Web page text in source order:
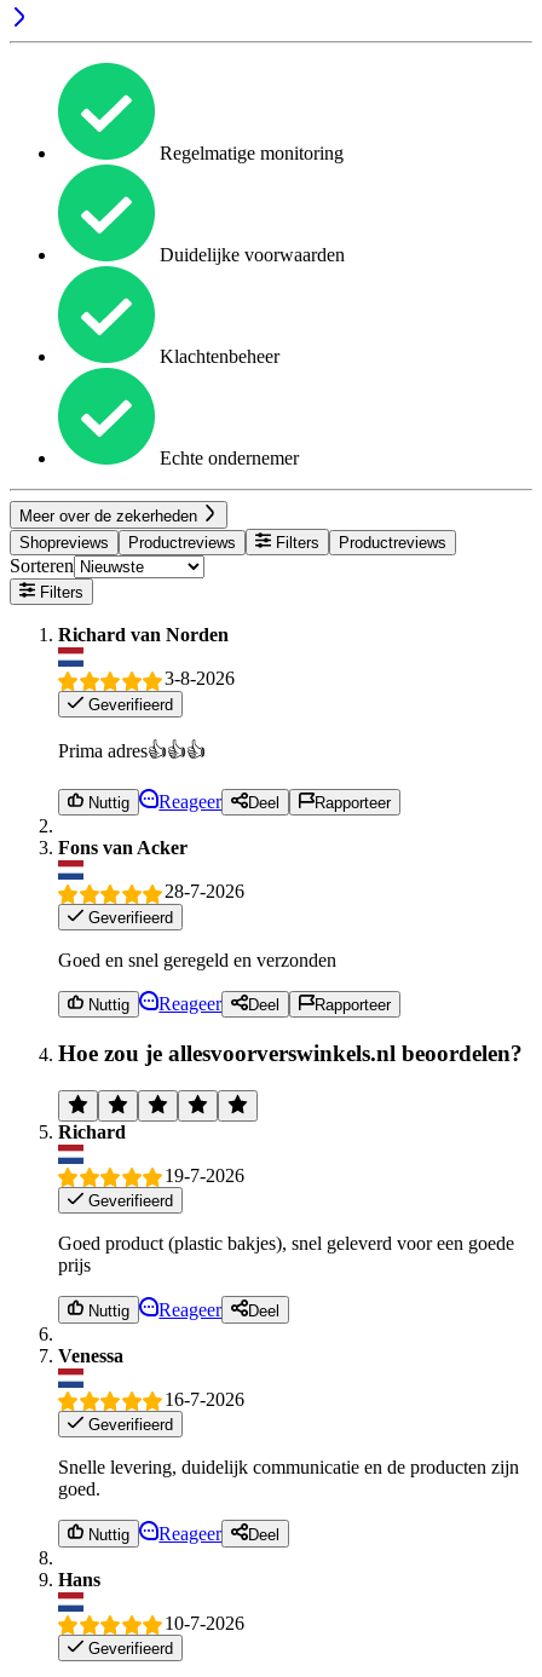
Regelmatige monitoring
Duidelijke voorwaarden
Klachtenbeheer
Echte ondernemer
Meer over de zekerheden
Shopreviews
Productreviews Filters Productreviews
Sorteren
Filters
Richard van Norden
3-8-2026
Geverifieerd
Prima adres👍👍👍
Nuttig Reageer Deel Rapporteer
Fons van Acker
28-7-2026
Geverifieerd
Goed en snel geregeld en verzonden
Nuttig Reageer Deel Rapporteer
Hoe zou je allesvoorverswinkels.nl beoordelen?
Richard
19-7-2026
Geverifieerd
Goed product (plastic bakjes), snel geleverd voor een goede
prijs
Nuttig Reageer Deel
Venessa
16-7-2026
Geverifieerd
Snelle levering, duidelijk communicatie en de producten zijn
goed.
Nuttig Reageer Deel
Hans
10-7-2026
Geverifieerd